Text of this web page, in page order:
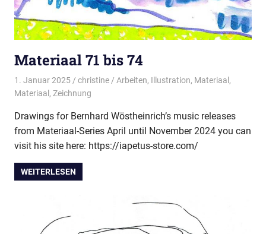
Materiaal 71 bis 74
1. Januar 2025 christine Arbeiten, Illustration, Materiaal ,
Materiaal , Zeichnung
Drawings for Bernhard Wöstheinrich’s music releases
from Materiaal-Series April until November 2024 you can
visit his site here: https://iapetus-store.com/
WEITERLESEN